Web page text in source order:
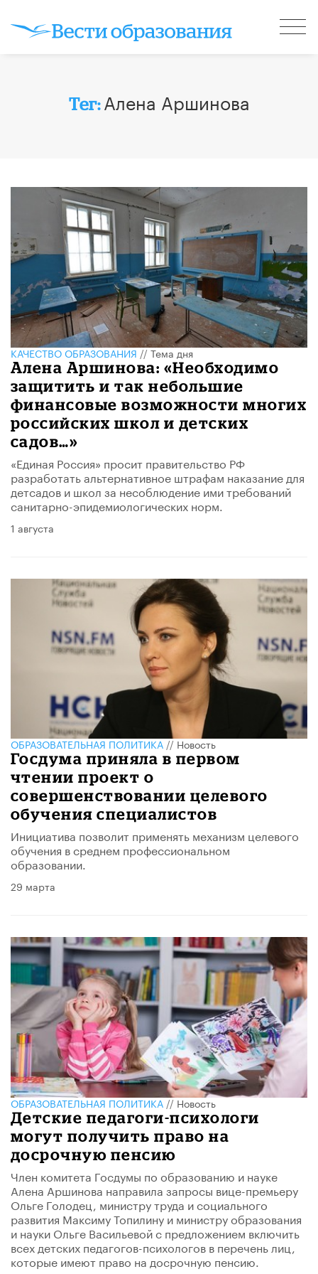
Тег: Алена Аршинова
КАЧЕСТВО ОБРАЗОВАНИЯ//Тема дня
Алена Аршинова: «Необходимо
защитить и так небольшие
финансовые возможности многих
российских школ и детских
садов…»
«Единая Россия» просит правительство РФ
разработать альтернативное штрафам наказание для
детсадов и школ за несоблюдение ими требований
санитарно-эпидемиологических норм.
1 августа
ОБРАЗОВАТЕЛЬНАЯ ПОЛИТИКА//Новость
Госдума приняла в первом
чтении проект о
совершенствовании целевого
обучения специалистов
Инициатива позволит применять механизм целевого
обучения в среднем профессиональном
образовании.
29 марта
ОБРАЗОВАТЕЛЬНАЯ ПОЛИТИКА//Новость
Детские педагоги-психологи
могут получить право на
досрочную пенсию
​Член комитета Госдумы по образованию и науке
Алена Аршинова направила запросы вице-премьеру
Ольге Голодец, министру труда и социального
развития Максиму Топилину и министру образования
и науки Ольге Васильевой с предложением включить
всех детских педагогов-психологов в перечень лиц,
которые имеют право на досрочную пенсию.